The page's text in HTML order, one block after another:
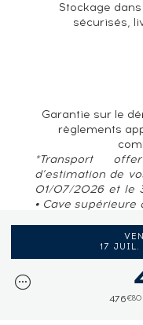
17
476€80
Stockage
sécurisés,
Garantie sur le
règlements
*Transport
d’estimation de
01/07/2026 et le
• Cave
France